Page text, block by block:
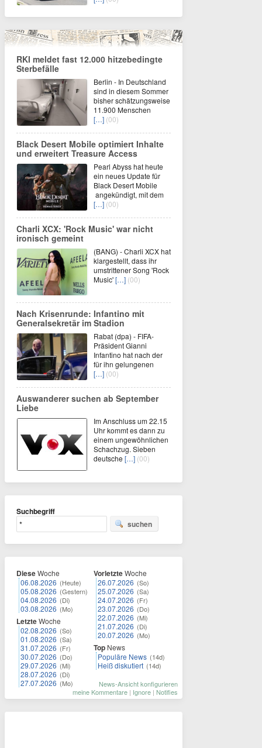
RKI meldet fast 12.000 hitzebedingte
Sterbefälle
Berlin - In Deutschland
sind in diesem Sommer
bisher schätzungsweise
11.900 Menschen
[…] (00)
Black Desert Mobile optimiert Inhalte
und erweitert Treasure Access
Pearl Abyss hat heute
ein neues Update für
Black Desert Mobile
angekündigt, mit dem
[…] (00)
Charli XCX: 'Rock Music' war nicht
ironisch gemeint
(BANG) - Charli XCX hat
klargestellt, dass ihr
umstrittener Song 'Rock
Music'[…] (00)
Nach Krisenrunde: Infantino mit
Generalsekretär im Stadion
Rabat (dpa) - FIFA-
Präsident Gianni
Infantino hat nach der
für ihn gelungenen
[…] (00)
Auswanderer suchen ab September
Liebe
Im Anschluss um 22.15
Uhr kommt es dann zu
einem ungewöhnlichen
Schachzug. Sieben
deutsche […] (00)
Suchbegriff
suchen
DieseWoche
06.08.2026 (Heute)
05.08.2026 (Gestern)
04.08.2026 (Di)
03.08.2026 (Mo)
LetzteWoche
02.08.2026 (So)
01.08.2026 (Sa)
31.07.2026 (Fr)
30.07.2026 (Do)
29.07.2026 (Mi)
28.07.2026 (Di)
27.07.2026 (Mo)
VorletzteWoche
26.07.2026 (So)
25.07.2026 (Sa)
24.07.2026 (Fr)
23.07.2026 (Do)
22.07.2026 (Mi)
21.07.2026 (Di)
20.07.2026 (Mo)
Top News
Populäre News (14d)
Heiß diskutiert (14d)
News-Ansicht konfigurieren
meine Kommentare | Ignore | Notifies